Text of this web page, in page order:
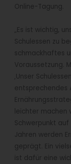
Online-Tagung.
„Es ist wichtig,
Schulessen zu
schmackhaftes
Voraussetzung.
‚Unser
entsprechendes
leichter machen
Schwerpunkt auf
Jahren werden
geprägt. Ein
ist dafür eine